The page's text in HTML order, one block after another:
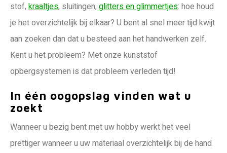
stof, kraaltjes, sluitingen, glitters en glimmertjes: hoe houd
je het overzichtelijk bij elkaar? U bent al snel meer tijd kwijt
aan zoeken dan dat u besteed aan het handwerken zelf.
Kent u het probleem? Met onze kunststof
opbergsystemen is dat probleem verleden tijd!
In één oogopslag vinden wat u
zoekt
Wanneer u bezig bent met uw hobby werkt het veel
prettiger wanneer u uw materiaal overzichtelijk bij de hand